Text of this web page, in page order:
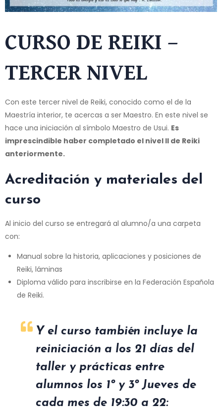
CURSO DE REIKI –
TERCER NIVEL
Con este tercer nivel de Reiki, conocido como el de la
Maestría interior, te acercas a ser Maestro. En este nivel se
hace una iniciación al símbolo Maestro de Usui. Es
imprescindible haber completado el nivel II de Reiki
anteriormente.
Acreditación y materiales del
curso
Al inicio del curso se entregará al alumno/a una carpeta
con:
Manual sobre la historia, aplicaciones y posiciones de
Reiki, láminas
Diploma válido para inscribirse en la Federación Española
de Reiki.
Y el curso también incluye la
reiniciación a los 21 días del
taller y prácticas entre
alumnos los 1º y 3º Jueves de
cada mes de 19:30 a 22: